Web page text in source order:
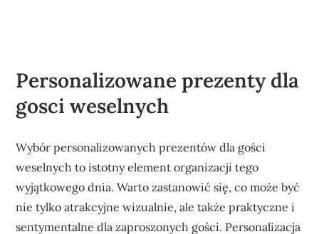
Personalizowane prezenty dla
gosci weselnych
Wybór personalizowanych prezentów dla gości
weselnych to istotny element organizacji tego
wyjątkowego dnia. Warto zastanowić się, co może być
nie tylko atrakcyjne wizualnie, ale także praktyczne i
sentymentalne dla zaproszonych gości. Personalizacja